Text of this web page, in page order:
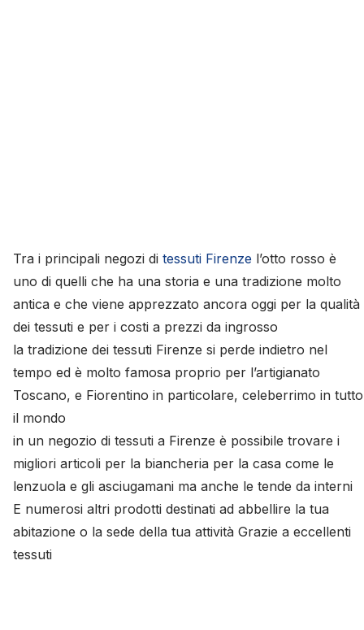
Tra i principali negozi di tessuti Firenze l’otto rosso è
uno di quelli che ha una storia e una tradizione molto
antica e che viene apprezzato ancora oggi per la qualità
dei tessuti e per i costi a prezzi da ingrosso
la tradizione dei tessuti Firenze si perde indietro nel
tempo ed è molto famosa proprio per l’artigianato
Toscano, e Fiorentino in particolare, celeberrimo in tutto
il mondo
in un negozio di tessuti a Firenze è possibile trovare i
migliori articoli per la biancheria per la casa come le
lenzuola e gli asciugamani ma anche le tende da interni
E numerosi altri prodotti destinati ad abbellire la tua
abitazione o la sede della tua attività Grazie a eccellenti
tessuti